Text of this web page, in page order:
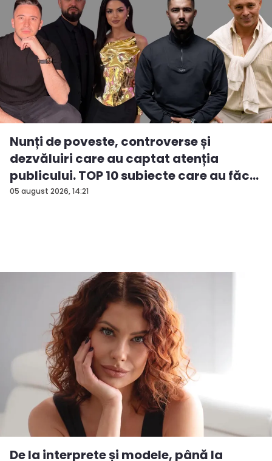
05 august 2026, 14:21
Nunți de poveste, controverse și
dezvăluiri care au captat atenția
publicului. TOP 10 subiecte care au făc...
De la interprete și modele, până la